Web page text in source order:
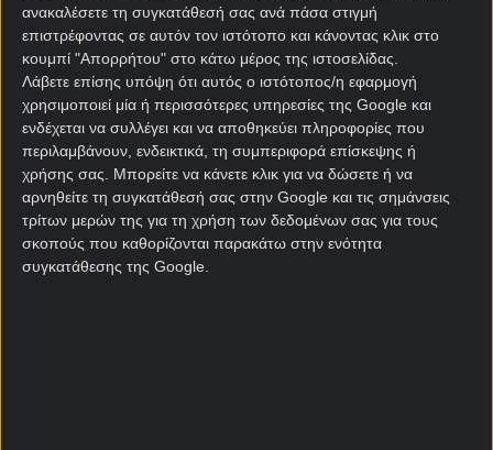
ανακαλέσετε τη συγκατάθεσή σας ανά πάσα στιγμή
επιστρέφοντας σε αυτόν τον ιστότοπο και κάνοντας κλικ στο
κουμπί "Απορρήτου" στο κάτω μέρος της ιστοσελίδας.
Λάβετε επίσης υπόψη ότι αυτός ο ιστότοπος/η εφαρμογή
χρησιμοποιεί μία ή περισσότερες υπηρεσίες της Google και
ενδέχεται να συλλέγει και να αποθηκεύει πληροφορίες που
περιλαμβάνουν, ενδεικτικά, τη συμπεριφορά επίσκεψης ή
χρήσης σας. Μπορείτε να κάνετε κλικ για να δώσετε ή να
αρνηθείτε τη συγκατάθεσή σας στην Google και τις σημάνσεις
τρίτων μερών της για τη χρήση των δεδομένων σας για τους
σκοπούς που καθορίζονται παρακάτω στην ενότητα
συγκατάθεσης της Google.
Εάν αποδώσει ανάλογα κόντρα στη Μοντερέι, θα
έχει το πάνω χέρι αναφορικά με την πρόκριση
στους «8», έχοντας δημιουργήσει ένα αήττητο σερί
που φτάνει πλέον τις δέκα αναμετρήσεις. Η
Ντόρτμουντ σκόραρε τουλάχιστον τρία γκολ σε
επτά από τους εννέα τελευταίους αγώνες της. Εκτός
των πλάνων του Νίκο Κόβατς βρίσκονται οι Τσαν,
Γκίτενς, Μπουένο, Καμπάρ, Εζκάν, Σλότερμπεκ και
Βάιτεν.
Η Μοντερέι κράτησε το καλύτερό της για το τέλος,